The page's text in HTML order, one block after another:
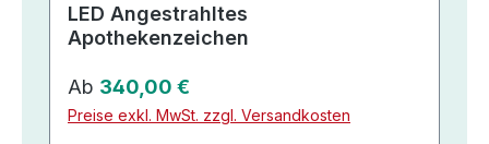
LED Angestrahltes
Apothekenzeichen
Regulärer Preis:
Ab 340,00 €
Preise exkl. MwSt. zzgl. Versandkosten